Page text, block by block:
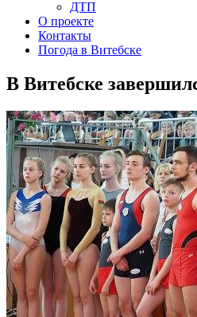
ДТП
О проекте
Контакты
Погода в Витебске
В Витебске